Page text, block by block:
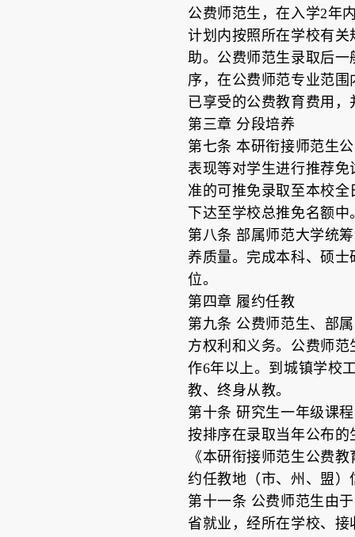
公费师范生，在入学2年
计划内按照所在学校有
助。公费师范生录取后
序，在公费师范专业范
已享受的公费教育费用
第三章 分段培养
第七条 本研衔接师范生
表现等对学生进行推荐
准的可推免录取至本校
下达至学校总推免名额
第八条 部属师范大学统
养质量。完成本科、硕
位。
第四章 履约任教
第九条 公费师范生、部
方权利和义务。公费师
作6年以上。到城镇学校
教、终身从教。
第十条 研究生一年级课
按排序在录取当年公布
《本研衔接师范生公费
约任教地（市、州、盟
第十一条 公费师范生由
省就业，经所在学校、